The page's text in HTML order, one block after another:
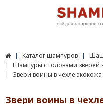
Каталог шампуров
Шампуры с головами зверей
Звери воины в чехле экокожа
Звери воины в